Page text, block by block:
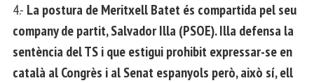
4.- La postura de Meritxell Batet és compartida pel seu
company de partit, Salvador Illa (PSOE). Illa defensa la
sentència del TS i que estigui prohibit expressar-se en
català al Congrès i al Senat espanyols però, això sí, ell